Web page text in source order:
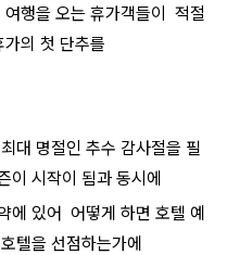
행을 오는 휴가객들이 적절
의 첫 단추를
대 명절인 추수 감사절을 필
이 시작이 됨과 동시에
에 있어 어떻게 하면 호텔 예
텔을 선점하는가에